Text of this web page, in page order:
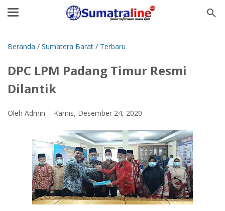
Beranda / Sumatera Barat / Terbaru
DPC LPM Padang Timur Resmi
Dilantik
Oleh Admin Kamis, Desember 24, 2020